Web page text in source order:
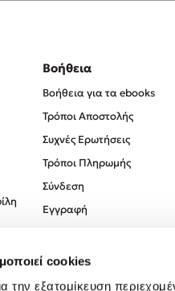
cookies
την εξατομίκευση
Βοήθεια
Βοήθεια για τα ebooks
Τρόποι Αποστολής
Συχνές Ερωτήσεις
Τρόποι Πληρωμής
Σύνδεση
Εγγραφή